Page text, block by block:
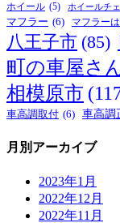
ホイール (5) ホイールチ
マフラー (6) マフラー
八王子市 (85)
町の車屋さ
相模原市
車高調取付 (6) 車高調
月別アーカイブ
2023年1月
2022年12月
2022年11月